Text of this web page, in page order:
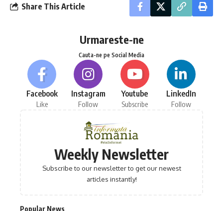
Share This Article
Urmareste-ne
Cauta-ne pe Social Media
Facebook
Like
Instagram
Follow
Youtube
Subscribe
LinkedIn
Follow
Weekly Newsletter
Subscribe to our newsletter to get our newest
articles instantly!
Popular News